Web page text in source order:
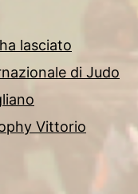
lasciato
di Judo
Vittorio